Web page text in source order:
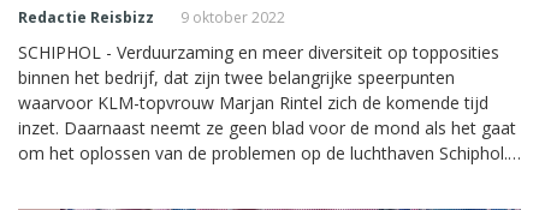
Redactie Reisbizz 9 oktober 2022
SCHIPHOL - Verduurzaming en meer diversiteit op topposities
binnen het bedrijf, dat zijn twee belangrijke speerpunten
waarvoor KLM-topvrouw Marjan Rintel zich de komende tijd
inzet. Daarnaast neemt ze geen blad voor de mond als het gaat
om het oplossen van de problemen op de luchthaven Schiphol.